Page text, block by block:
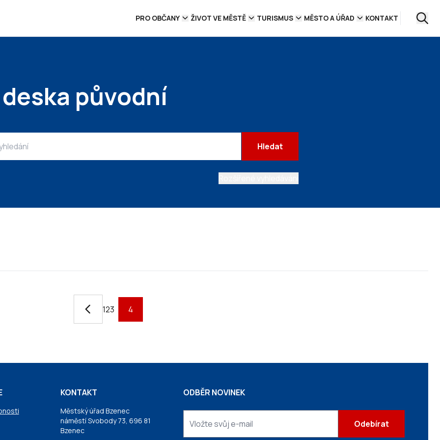
PRO OBČANY ŽIVOT VE MĚSTĚ TURISMUS MĚSTO A ÚŘAD KONTAKT
původní
Hledat
123 4
KONTAKT
Městský úřad Bzenec
náměstí Svobody 73, 696 81
Bzenec
ODBĚR NOVINEK
Odebírat